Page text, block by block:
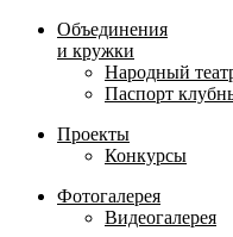
Объединения
и кружки
Народный
Паспорт
Проекты
Конкурсы
Фотогалерея
Видеогалерея